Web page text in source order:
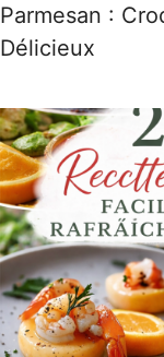
Parmesan :
Délicieux